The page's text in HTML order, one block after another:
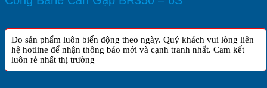
Do sản phẩm luôn biến động theo ngày. Quý khách vui lòng liên
hệ hotline để nhận thông báo mới và cạnh tranh nhất. Cam kết
luôn rẻ nhất thị trường